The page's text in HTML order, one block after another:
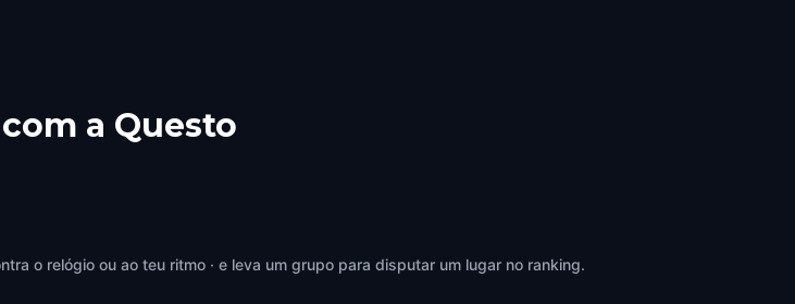
a Questo
o relógio ou ao teu ritmo · e leva um grupo para disputar um lugar no ranking.